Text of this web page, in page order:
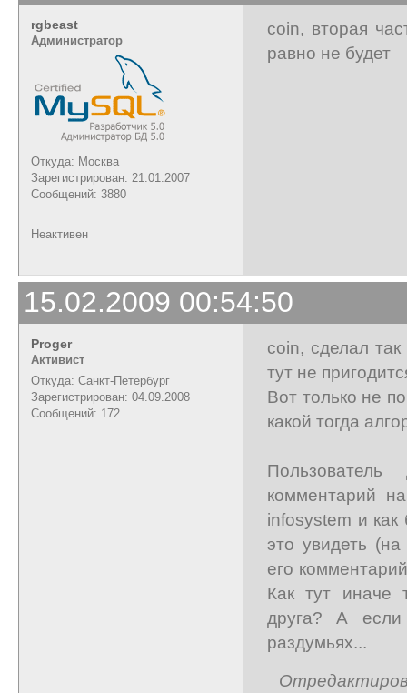
rgbeast
Администратор
Откуда: Москва
Зарегистрирован: 21.01.2007
Сообщений: 3880
coin, вторая
равно не будет
Неактивен
15.02.2009 00:54:50
Proger
Активист
Откуда: Санкт-Петербург
Зарегистрирован: 04.09.2008
Сообщений: 172
coin, сделал
тут не
Вот только не
какой тогда
комментарий
infosystem и
это увидеть
его
Как тут иначе
друга? А
раздумьях...